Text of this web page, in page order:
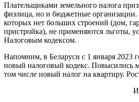
Плательщиками земельного налога
физлица, но и бюджетные организации.
которых нет больших строений (дом,
пристройка), не применяются льготы,
Налоговым кодексом.
Напомним, в Беларуси с 1 января 2023
новый налоговый кодекс. Повысились
том числе новый налог на квартиру.